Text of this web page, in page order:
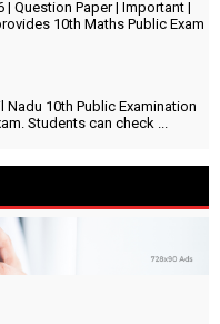
| Question Paper | Important |
10th Maths Public Exam
Nadu 10th Public Examination
Students can check ...